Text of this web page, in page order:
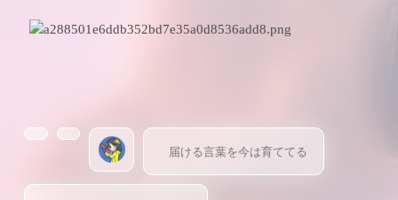
届ける言葉を今は育ててる